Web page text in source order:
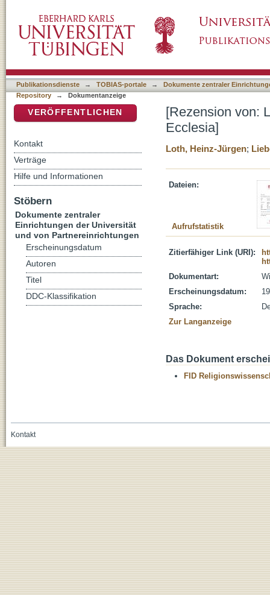
Publikationsdienste → TOBIAS-portale →
Dokumente zentraler
Repository
→ Dokumentanzeige
[Rezension von:
Ecclesia]
Loth, Heinz-Jürgen;
Dateien:
Aufrufstatistik
Zitierfähiger Link (URI):
Dokumentart:
Erscheinungsdatum:
Sprache:
Zur Langanzeige
Das Dokument
FID
VERÖFFENTLICHEN
Kontakt
Verträge
Hilfe und Informationen
Stöbern
Dokumente zentraler
Einrichtungen der Universität
und von Partnereinrichtungen
Erscheinungsdatum
Autoren
Titel
DDC-Klassifikation
Kontakt